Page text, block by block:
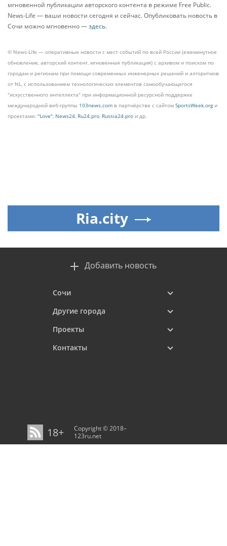
мгновенной публикации авторского контента в режиме Free Public.
News-Life — ваши новости сегодня и сейчас. Опубликовать новость в
Сочи можно мгновенно —здесь.
© News-Life — оперативные новости с мест событий по всей России (ежеминутное
обновление, авторский контент, мгновенная публикация) с архивом и поиском по
городам и регионам при помощи современных инженерных решений и алгоритмов
от NL, с использованием технологических элементов самообучающегося
"искусственного интеллекта" при информационной ресурсной поддержке
международной веб-группы 103news.com в партнёрстве с сайтом SportsWeek.orgи
проектами: "Love", News24, Ru24.pro, Russia24.pro и др.
Ria.city
Добавить новость
Сочи
Другие города
Проекты
Контакты
18+
Copyright © 2018–
123ru.net